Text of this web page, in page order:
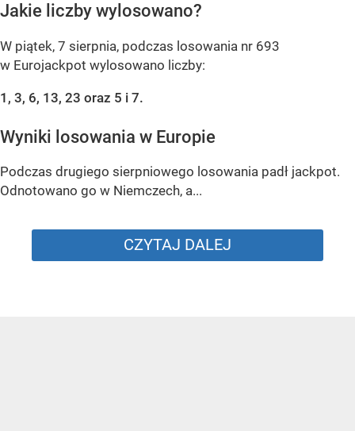
Jakie liczby wylosowano?
W piątek, 7 sierpnia, podczas losowania nr 693
w Eurojackpot wylosowano liczby:
1, 3, 6, 13, 23 oraz 5 i 7.
Wyniki losowania w Europie
Podczas drugiego sierpniowego losowania padł jackpot.
Odnotowano go w Niemczech, a...
CZYTAJ DALEJ